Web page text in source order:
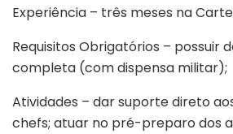
Experiência – três meses na
Requisitos Obrigatórios – possuir
completa (com dispensa militar);
Atividades – dar suporte direto
chefs; atuar no pré-preparo dos